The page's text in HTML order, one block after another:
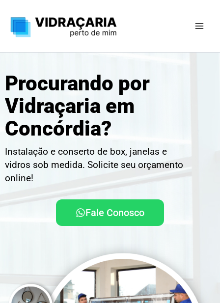
para
Procurando por
Vidraçaria em
Concórdia?
Instalação e conserto de box, janelas e
vidros sob medida. Solicite seu orçamento
online!
Fale Conosco